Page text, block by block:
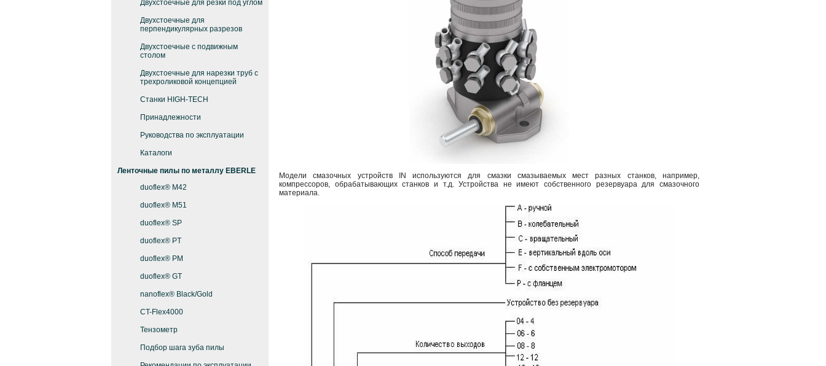
Двухстоечные для резки под углом
Двухстоечные для
перпендикулярных разрезов
Двухстоечные с подвижным
столом
Двухстоечные для нарезки труб с
трехроликовой концепцией
Станки HIGH-TECH
Принадлежности
Руководства по эксплуатации
Каталоги
Ленточные пилы по металлу EBERLE
duoflex® M42
duoflex® M51
duoflex® SP
duoflex® PT
duoflex® PM
duoflex® GT
nanoflex® Black/Gold
CT-Flex4000
Тензометр
Подбор шага зуба пилы
Модели смазочных устройств IN используются для смазки смазываемых мест разных станков, например,
компрессоров, обрабатывающих станков и т.д. Устройства не имеют собственного резервуара для смазочного
материала.